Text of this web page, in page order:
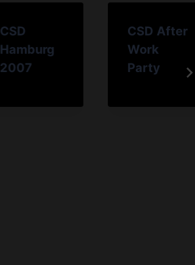
CSD
Hamburg
2007
CSD After
Work
Party